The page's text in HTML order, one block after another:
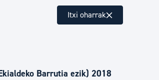
Itxi oharrak
Barrutia ezik) 2018